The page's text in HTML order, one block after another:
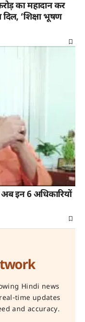
का महादान कर
‘शिक्षा भूषण
इन 6 अधिकारियों
Hindi news
time updates
and accuracy.